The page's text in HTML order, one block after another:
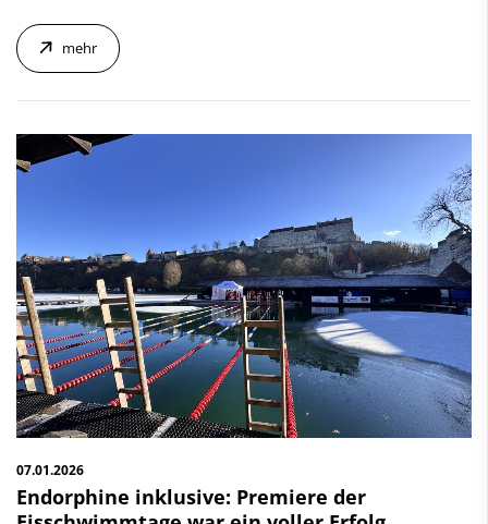
mehr
07.01.2026
Endorphine inklusive: Premiere der